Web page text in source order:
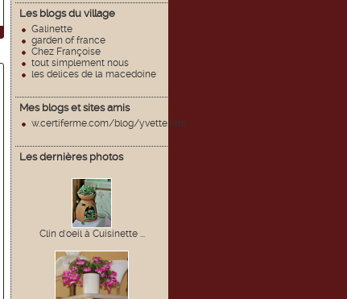
Les blogs du village
Galinette
garden of france
Chez Françoise
tout simplement nous
les delices de la macedoine
Mes blogs et sites amis
w.certiferme.com/blog/yvette.htm
Les dernières photos
Clin d'oeil à Cuisinette ...